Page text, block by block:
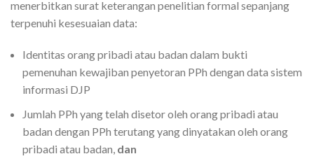
menerbitkan surat keterangan penelitian formal sepanjang
terpenuhi kesesuaian data:
Identitas orang pribadi atau badan dalam bukti
pemenuhan kewajiban penyetoran PPh dengan data sistem
informasi DJP
Jumlah PPh yang telah disetor oleh orang pribadi atau
badan dengan PPh terutang yang dinyatakan oleh orang
pribadi atau badan, dan